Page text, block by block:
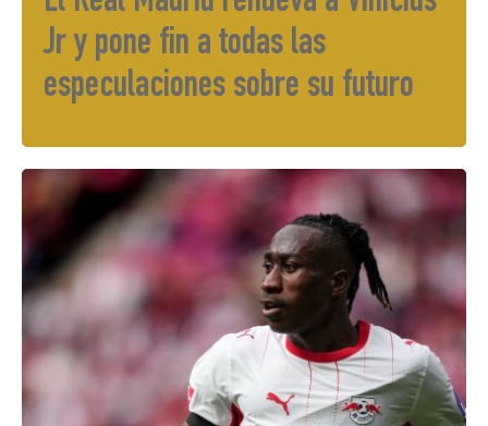
Jr y pone fin a todas las
especulaciones sobre su futuro